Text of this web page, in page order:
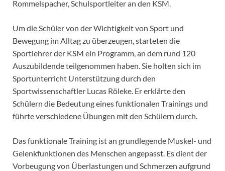
Rommelspacher, Schulsportleiter an den KSM.
Um die Schüler von der Wichtigkeit von Sport und
Bewegung im Alltag zu überzeugen, starteten die
Sportlehrer der KSM ein Programm, an dem rund 120
Auszubildende teilgenommen haben. Sie holten sich im
Sportunterricht Unterstützung durch den
Sportwissenschaftler Lucas Röleke. Er erklärte den
Schülern die Bedeutung eines funktionalen Trainings und
führte verschiedene Übungen mit den Schülern durch.
Das funktionale Training ist an grundlegende Muskel- und
Gelenkfunktionen des Menschen angepasst. Es dient der
Vorbeugung von Überlastungen und Schmerzen aufgrund